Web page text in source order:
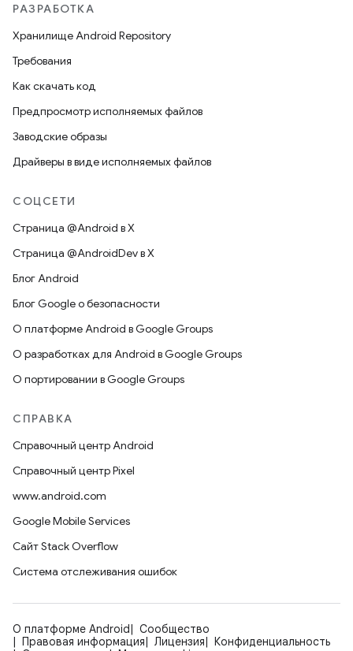
РАЗРАБОТКА
Хранилище Android Repository
Требования
Как скачать код
Предпросмотр исполняемых файлов
Заводские образы
Драйверы в виде исполняемых файлов
СОЦСЕТИ
Страница @Android в X
Страница @AndroidDev в X
Блог Android
Блог Google о безопасности
О платформе Android в Google Groups
О разработках для Android в Google Groups
О портировании в Google Groups
СПРАВКА
Справочный центр Android
Справочный центр Pixel
www.android.com
Google Mobile Services
Сайт Stack Overflow
Система отслеживания ошибок
О платформе Android
Сообщество
Правовая информация
Лицензия
Конфиденциальность